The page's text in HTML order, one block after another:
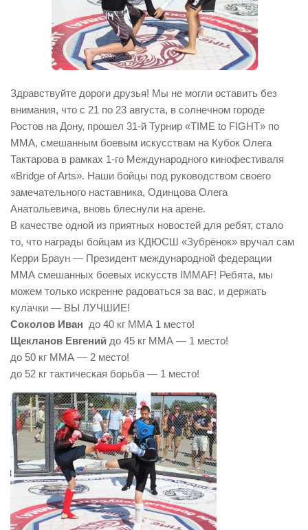
Здравствуйте дороги друзья! Мы не могли оставить без
внимания, что с 21 по 23 августа, в солнечном городе
Ростов на Дону, прошел 31-й Турнир «TIME to FIGHT» по
ММА, смешанным боевым искусствам на Кубок Олега
Тактарова в рамках 1-го Международного кинофестиваля
«Bridge of Arts». Наши бойцы под руководством своего
замечательного наставника, Одинцова Олега
Анатольевича, вновь блеснули на арене.
В качестве одной из приятных новостей для ребят, стало
то, что награды бойцам из КДЮСШ «Зубрёнок» вручал сам
Керри Браун — Президент международной федерации
ММА смешанных боевых искусств IMMAF! Ребята, мы
можем только искренне радоваться за вас, и держать
кулачки — ВЫ ЛУЧШИЕ!
Соколов Иван до 40 кг ММА 1 место!
Щекланов Евгений до 45 кг ММА — 1 место!
до 50 кг ММА — 2 место!
до 52 кг тактическая борьба — 1 место!